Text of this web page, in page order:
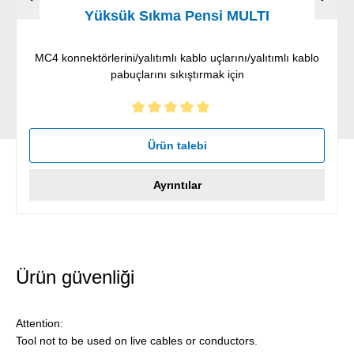
Yüksük Sıkma Pensi MULTI
MC4 konnektörlerini/yalıtımlı kablo uçlarını/yalıtımlı kablo
pabuçlarını sıkıştırmak için
5 yıldız üzerinden 5 ortalama puanı
Ürün talebi
Ayrıntılar
Ürün güvenliği
Attention:
Tool not to be used on live cables or conductors.